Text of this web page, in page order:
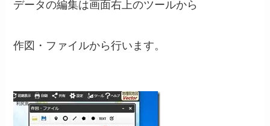
データの編集は画面右上のツールから
作図・ファイルから行います。